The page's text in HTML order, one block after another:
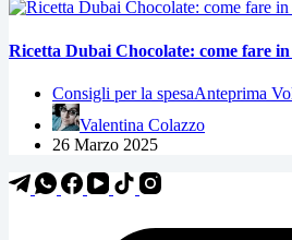
Ricetta Dubai Chocolate: come fare
Consigli per la spesaAnteprima
Valentina Colazzo
26 Marzo 2025